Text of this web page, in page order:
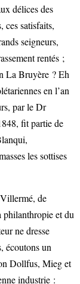
délices des
ces satisfaits,
seigneurs,
rentés ;
La Bruyère ? Eh
en l’an
par le Dr
fit partie de
les sottises
de
philanthropie et du
ne dresse
écoutons un
Dollfus, Mieg et
industrie :